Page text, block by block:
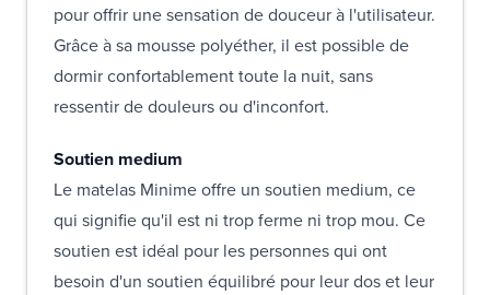
pour offrir une sensation de douceur à l'utilisateur.
Grâce à sa mousse polyéther, il est possible de
dormir confortablement toute la nuit, sans
ressentir de douleurs ou d'inconfort.
Soutien medium
Le matelas Minime offre un soutien medium, ce
qui signifie qu'il est ni trop ferme ni trop mou. Ce
soutien est idéal pour les personnes qui ont
besoin d'un soutien équilibré pour leur dos et leur